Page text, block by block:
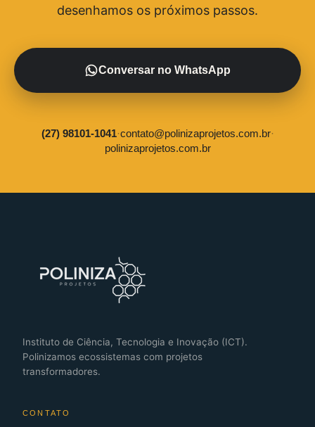
desenhamos os próximos passos.
Conversar no WhatsApp
(27) 98101-1041·contato@polinizaprojetos.com.br·
polinizaprojetos.com.br
Instituto de Ciência, Tecnologia e Inovação (ICT).
Polinizamos ecossistemas com projetos
transformadores.
CONTATO